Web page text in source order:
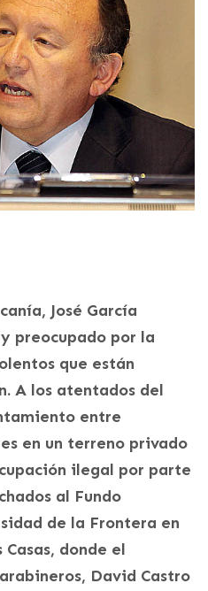
José García
preocupado por la
que están
A los atentados del
entre
en un terreno privado
ilegal por parte
al Fundo
de la Frontera en
donde el
David Castro